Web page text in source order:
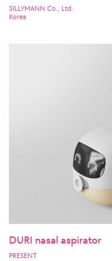
SILLYMANN Co., Ltd.
Korea
DURI nasal aspirator
PRESENT